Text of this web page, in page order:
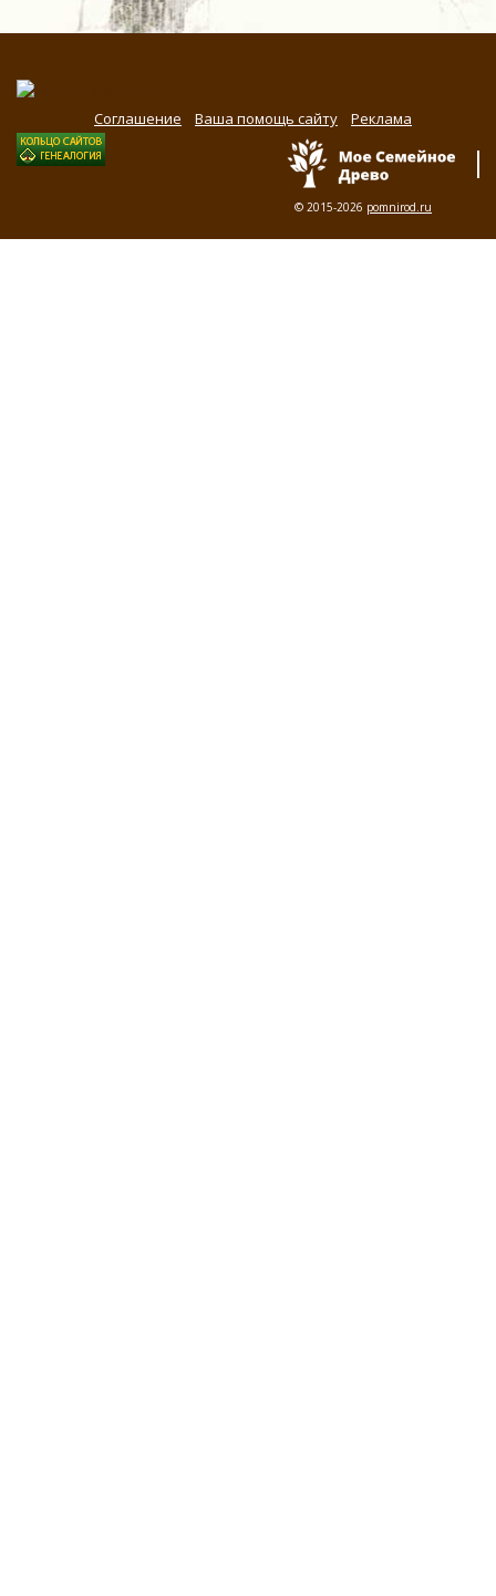
Соглашение Ваша помощь сайту Реклама
© 2015-2026 pomnirod.ru